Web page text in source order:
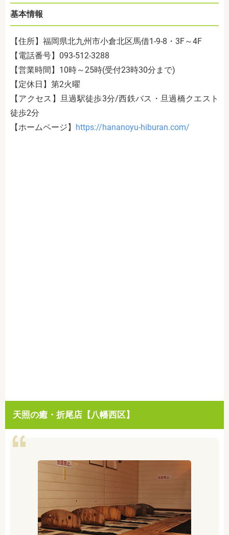
基本情報
【住所】福岡県北九州市小倉北区馬借1-9-8 ・ 3F～4F
【電話番号】 093-512-3288
【営業時間】 10時～25時(受付23時30分まで)
【定休日】第2火曜
【アクセス】旦過駅徒歩3分/西鉄バス・旦過橋クエスト
徒歩2分
【ホームページ】 https://hananoyu-hiburan.com/
天照の癒・折尾店【八幡西区】